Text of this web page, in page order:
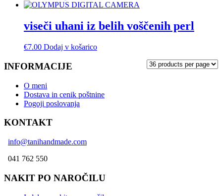
viseči uhani iz belih voščenih perl
€7.00 Dodaj v košarico
INFORMACIJE
O meni
Dostava in cenik poštnine
Pogoji poslovanja
KONTAKT
info@tanihandmade.com
041 762 550
NAKIT PO NAROČILU